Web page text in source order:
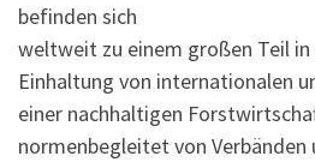
befinden sich
weltweit zu einem großen Teil
Einhaltung von internationalen
einer nachhaltigen
normenbegleitet von Verbänden